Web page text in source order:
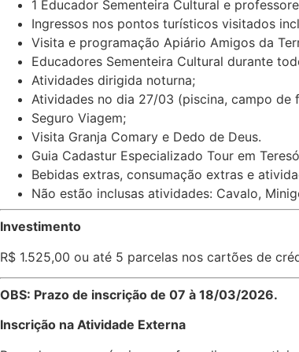
1 Educador Sementeira Cultural e
Ingressos nos pontos turísticos visitados
Visita e programação Apiário Amigos da
Educadores Sementeira Cultural durante
Atividades dirigida noturna;
Atividades no dia 27/03 (piscina, campo
Seguro Viagem;
Visita Granja Comary e Dedo de Deus.
Guia Cadastur Especializado Tour em
Bebidas extras, consumação extras e
Não estão inclusas atividades: Cavalo,
Investimento
R$ 1.525,00 ou até 5 parcelas nos cartões de
OBS: Prazo de inscrição de 07 à 18/03/2026.
Inscrição na Atividade Externa